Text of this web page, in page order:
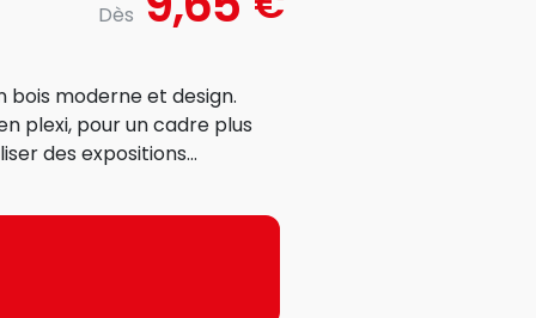
Dès
bois moderne et design.
plexi, pour un cadre plus
des expositions...